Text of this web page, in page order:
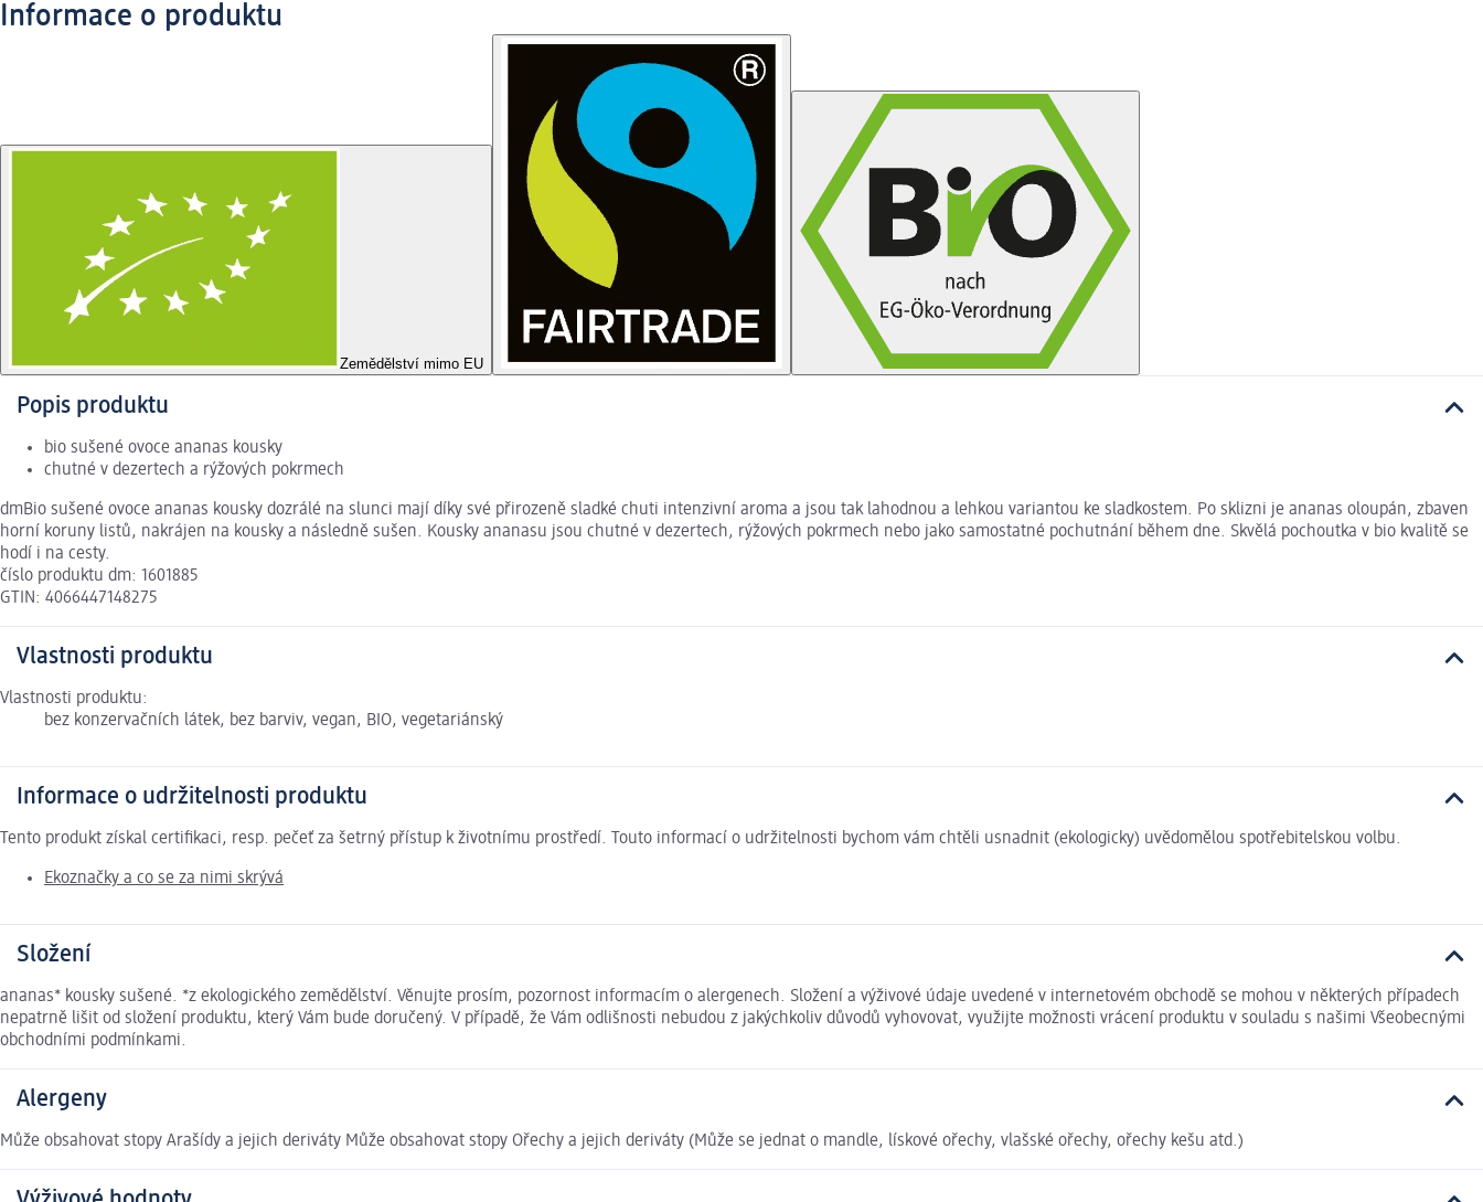
Informace o produktu
Zemědělství mimo EU
Popis produktu
bio sušené ovoce ananas kousky
chutné v dezertech a rýžových pokrmech
dmBio sušené ovoce ananas kousky dozrálé na slunci mají díky své přirozeně sladké chuti intenzivní aroma a jsou tak lahodnou a lehkou variantou ke sladkostem. Po sklizni je ananas oloupán, zbaven
horní koruny listů, nakrájen na kousky a následně sušen. Kousky ananasu jsou chutné v dezertech, rýžových pokrmech nebo jako samostatné pochutnání během dne. Skvělá pochoutka v bio kvalitě se
hodí i na cesty.
číslo produktu dm: 1601885
GTIN: 4066447148275
Vlastnosti produktu
Vlastnosti produktu:
bez konzervačních látek, bez barviv, vegan, BIO, vegetariánský
Informace o udržitelnosti produktu
Tento produkt získal certifikaci, resp. pečeť za šetrný přístup k životnímu prostředí. Touto informací o udržitelnosti bychom vám chtěli usnadnit (ekologicky) uvědomělou spotřebitelskou volbu.
Ekoznačky a co se za nimi skrývá
Složení
ananas* kousky sušené. *z ekologického zemědělství. Věnujte prosím, pozornost informacím o alergenech. Složení a výživové údaje uvedené v internetovém obchodě se mohou v některých případech
nepatrně lišit od složení produktu, který Vám bude doručený. V případě, že Vám odlišnosti nebudou z jakýchkoliv důvodů vyhovovat, využijte možnosti vrácení produktu v souladu s našimi Všeobecnými
obchodními podmínkami.
Alergeny
Může obsahovat stopy Arašídy a jejich deriváty Může obsahovat stopy Ořechy a jejich deriváty (Může se jednat o mandle, lískové ořechy, vlašské ořechy, ořechy kešu atd.)